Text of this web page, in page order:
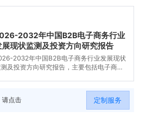
2032年中国B2B电子商务行业
展现状监测及投资方向研究报告
2032年中国B2B电子商务行业发展现状
及投资方向研究报告，主要包括电子商务
请点击
定制服务